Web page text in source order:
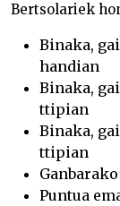
Bertsolariek
Binaka,
handian
Binaka,
ttipian
Binaka,
ttipian
Puntua